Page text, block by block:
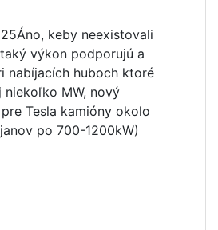
Áno, keby neexistovali
výkon podporujú a
nabíjacích huboch ktoré
niekoľko MW, nový
Tesla kamióny okolo
po 700-1200kW)